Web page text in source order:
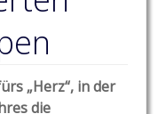
„Herz“, in der
die